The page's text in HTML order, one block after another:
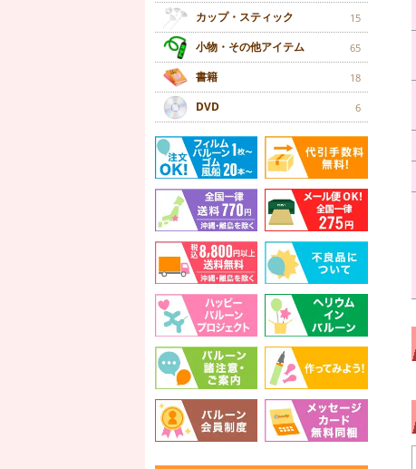
カップ・スティック 15
小物・その他アイテム 65
書籍 18
DVD 6